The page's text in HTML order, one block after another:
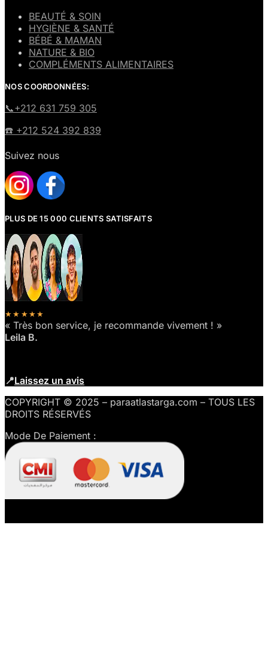
BEAUTÉ & SOIN
HYGIÈNE & SANTÉ
BÉBÉ & MAMAN
NATURE & BIO
COMPLÉMENTS ALIMENTAIRES
NOS COORDONNÉES:
​📞+212 631 759 305
☎️​ +212 524 392 839
Suivez nous
PLUS DE 15 000 CLIENTS SATISFAITS
★★★★★
« Très bon service, je recommande vivement ! »
Leila B.
📍Laissez un avis
COPYRIGHT © 2025 – paraatlastarga.com – TOUS LES
DROITS RÉSERVÉS
Mode De Paiement :